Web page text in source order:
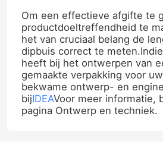
Kwaliteitscontrole
Contacteer ons
Vraag een offerte aan
Om een effectieve afgifte te
productdoeltreffendheid te
het van cruciaal belang de
dipbuis correct te
heeft bij het ontwerpen van
gemaakte verpakking voor
bekwame ontwerp- en
bijIDEAVoor meer informatie,
pagina Ontwerp en techniek.